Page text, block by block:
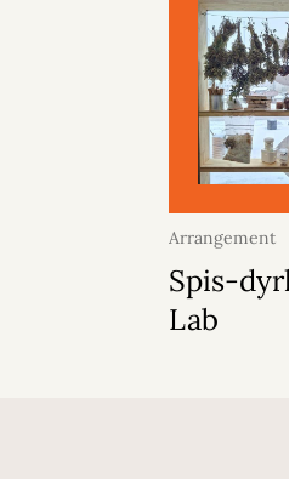
Arrangement
2026
Spis-
Lab